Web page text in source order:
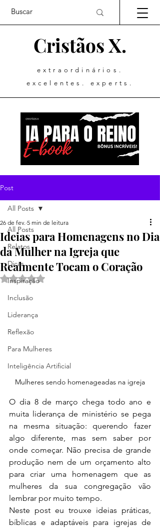
Cristãos X.
extraordinários.
excelentes. experts.
Post
All Posts
Relatos
Dicas
Inspiração
Inclusão
Liderança
Reflexão
Para Mulheres
Inteligência Artificial
All Posts
Ideias para Homenagens no Dia
da Mulher na Igreja que
Realmente Tocam o Coração
26 de fev. 5 min de leitura
Avaliado com NaN de 5 estrelas.
Mulheres sendo homenageadas na igreja
O dia 8 de março chega todo ano e
muita liderança de ministério se pega
na mesma situação: querendo fazer
algo diferente, mas sem saber por
onde começar. Não precisa de grande
produção nem de um orçamento alto
para criar uma homenagem que as
mulheres da sua congregação vão
lembrar por muito tempo.
Neste post eu trouxe ideias práticas,
bíblicas e adaptáveis para igrejas de